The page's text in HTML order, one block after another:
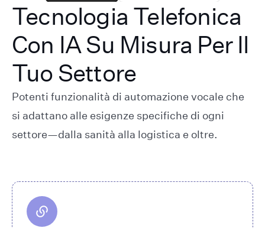
Tecnologia Telefonica
Con IA Su Misura Per Il
Tuo Settore
Potenti funzionalità di automazione vocale che
si adattano alle esigenze specifiche di ogni
settore—dalla sanità alla logistica e oltre.